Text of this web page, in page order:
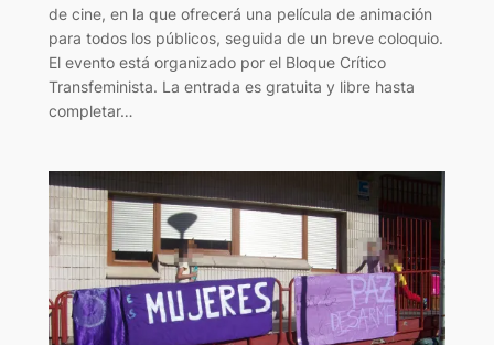
de cine, en la que ofrecerá una película de animación
para todos los públicos, seguida de un breve coloquio.
El evento está organizado por el Bloque Crítico
Transfeminista. La entrada es gratuita y libre hasta
completar…